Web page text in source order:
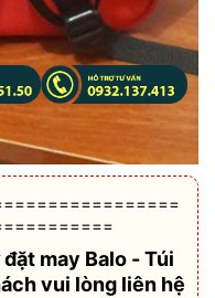
đặt may Balo - Túi
vui lòng liên hệ